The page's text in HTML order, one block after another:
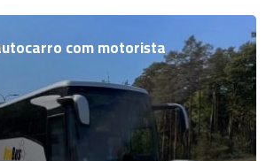
com motorista